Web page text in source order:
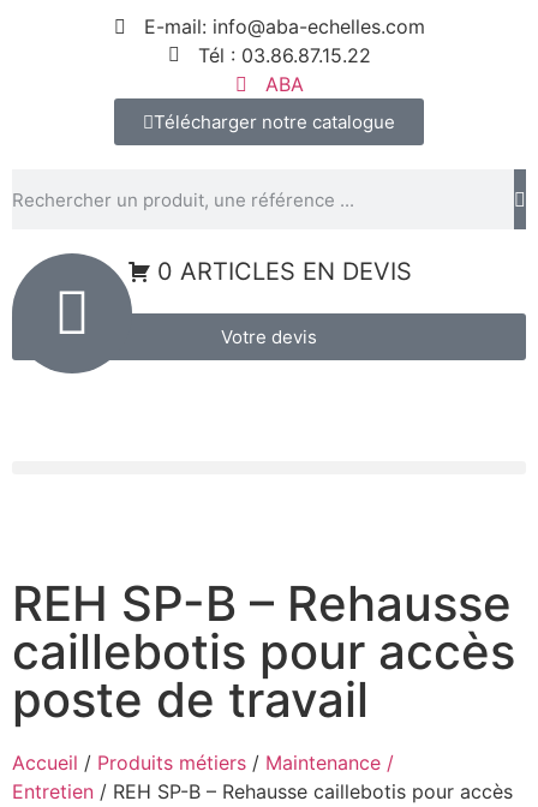
Panneau de gestion des cookiesE-mail: info@aba-echelles.com
Tél : 03.86.87.15.22
ABA
Télécharger notre catalogue
0 ARTICLES EN DEVIS
Votre devis
REH SP-B – Rehausse
caillebotis pour accès
poste de travail
Accueil / Produits métiers / Maintenance /
Entretien / REH SP-B – Rehausse caillebotis pour accès